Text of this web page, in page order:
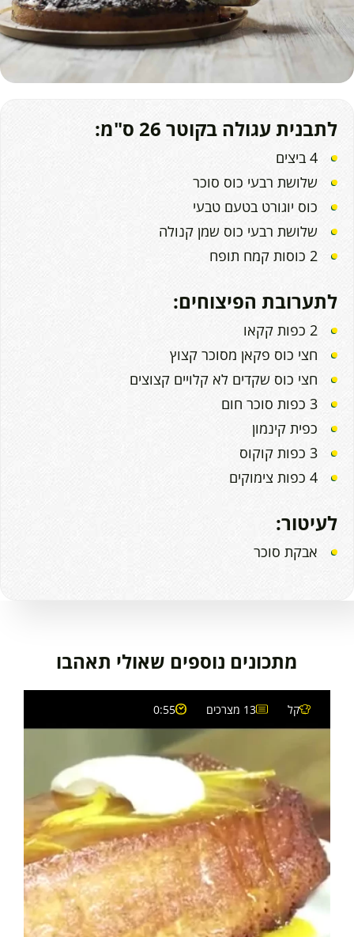
לתבנית עגולה בקוטר 26 ס"מ:
4 ביצים
שלושת רבעי כוס סוכר
כוס יוגורט בטעם טבעי
שלושת רבעי כוס שמן קנולה
2 כוסות קמח תופח
לתערובת הפיצוחים:
2 כפות קקאו
חצי כוס פקאן מסוכר קצוץ
חצי כוס שקדים לא קלויים קצוצים
3 כפות סוכר חום
כפית קינמון
3 כפות קוקוס
4 כפות צימוקים
לעיטור:
אבקת סוכר
מתכונים נוספים שאולי תאהבו
קל 13 מצרכים 0:55